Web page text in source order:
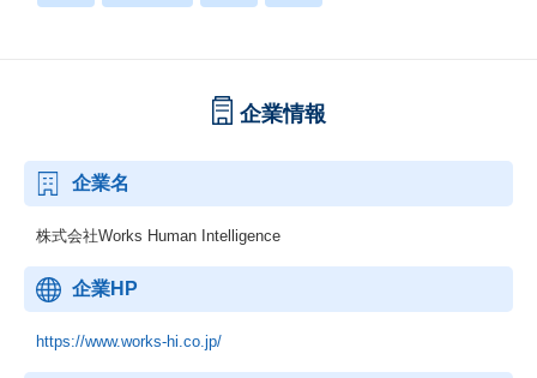
企業情報
企業名
株式会社Works Human Intelligence
企業HP
https://www.works-hi.co.jp/